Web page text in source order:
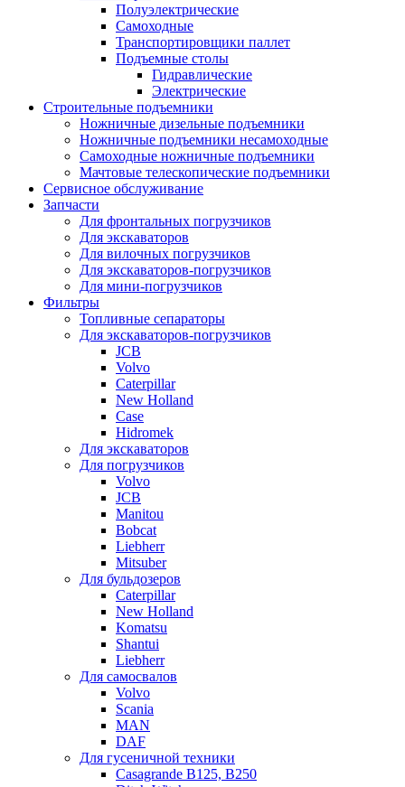
Полуэлектрические
Самоходные
Транспортировщики паллет
Подъемные столы
Гидравлические
Электрические
Строительные подъемники
Ножничные дизельные подъемники
Ножничные подъемники несамоходные
Самоходные ножничные подъемники
Мачтовые телескопические подъемники
Сервисное обслуживание
Запчасти
Для фронтальных погрузчиков
Для экскаваторов
Для вилочных погрузчиков
Для экскаваторов-погрузчиков
Для мини-погрузчиков
Фильтры
Топливные сепараторы
Для экскаваторов-погрузчиков
JCB
Volvo
Caterpillar
New Holland
Case
Hidromek
Для экскаваторов
Для погрузчиков
Volvo
JCB
Manitou
Bobcat
Liebherr
Mitsuber
Для бульдозеров
Caterpillar
New Holland
Komatsu
Shantui
Liebherr
Для самосвалов
Volvo
Scania
MAN
DAF
Для гусеничной техники
Casagrande B125, B250